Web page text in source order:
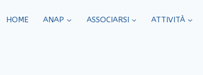
HOME ANAP ASSOCIARSI ATTIVITÀ